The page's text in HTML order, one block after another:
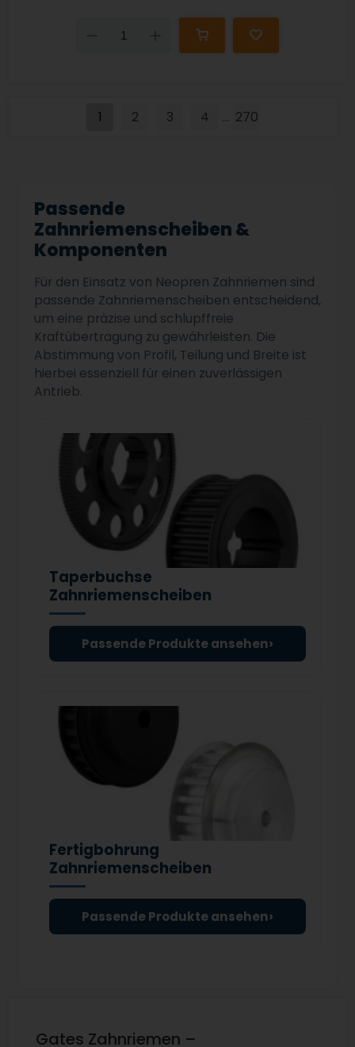
Down
1 2 3 4 ... 270
Passende
Zahnriemenscheiben &
Komponenten
Für den Einsatz von Neopren Zahnriemen sind
passende Zahnriemenscheiben entscheidend,
um eine präzise und schlupffreie
Kraftübertragung zu gewährleisten. Die
Abstimmung von Profil, Teilung und Breite ist
hierbei essenziell für einen zuverlässigen
Antrieb.
Taperbuchse
Zahnriemenscheiben
Passende Produkte ansehen›
Fertigbohrung
Zahnriemenscheiben
Passende Produkte ansehen›
Gates Zahnriemen –